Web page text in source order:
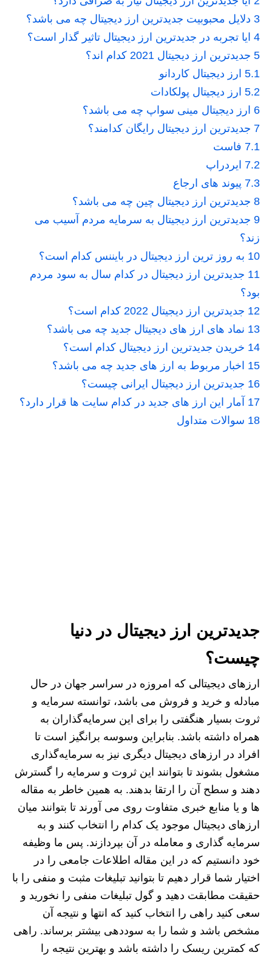
3 دلایل محبوبیت جدیدترین ارز دیجیتال چه می باشد؟
4 ایا تجربه در جدیدترین ارز دیجیتال تاثیر گذار است؟
5 جدیدترین ارز دیجیتال 2021 کدام اند؟
5.1 ارز دیجیتال کاردانو
5.2 ارز دیجیتال پولکادات
6 ارز دیجیتال مینی سواپ چه می باشد؟
7 جدیدترین ارز دیجیتال رایگان کدامند؟
7.1 فاست
7.2 ایردراپ
7.3 پیوند های ارجاع
8 جدیدترین ارز دیجیتال چین چه می باشد؟
9 جدیدترین ارز دیجیتال به سرمایه مردم آسیب می
زند؟
10 به روز ترین ارز دیجیتال در بایننس کدام است؟
11 جدیدترین ارز دیجیتال در کدام سال به سود مردم
بود؟
12 جدیدترین ارز دیجیتال 2022 کدام است؟
13 نماد های ارز های دیجیتال جدید چه می باشد؟
14 خریدن جدیدترین ارز دیجیتال کدام است؟
15 اخبار مربوط به ارز های جدید چه می باشد؟
16 جدیدترین ارز دیجیتال ایرانی چیست؟
17 آمار این ارز های جدید در کدام سایت ها قرار دارد؟
18 سوالات متداول
جدیدترین ارز دیجیتال در دنیا
چیست؟
ارزهای دیجیتالی که امروزه در سراسر جهان در حال
مبادله و خرید و فروش می باشد، توانسته سرمایه و
ثروت بسیار هنگفتی را برای این سرمایه‌گذاران به
همراه داشته باشد‌. بنابراین وسوسه برانگیز است تا
افراد در ارزهای دیجیتال دیگری نیز به سرمایه‌گذاری
مشغول بشوند تا بتوانند این ثروت و سرمایه را گسترش
دهند و سطح آن را ارتقا بدهند. به همین خاطر به مقاله
ها و یا منابع خبری متفاوت روی می آورند تا بتوانند میان
ارزهای دیجیتال موجود یک کدام را انتخاب کنند و به
سرمایه‌ گذاری و معامله در آن بپردازند. پس ما وظیفه
خود دانستیم که در این مقاله اطلاعات جامعی را در
اختیار شما قرار دهیم تا بتوانید تبلیغات مثبت و منفی را با
حقیقت مطابقت دهید و گول تبلیغات منفی را نخورید و
سعی کنید راهی را انتخاب کنید که انتها و نتیجه آن
مشخص باشد و شما را به سوددهی بیشتر برساند. راهی
که کمترین ریسک را داشته باشد و بهترین نتیجه را